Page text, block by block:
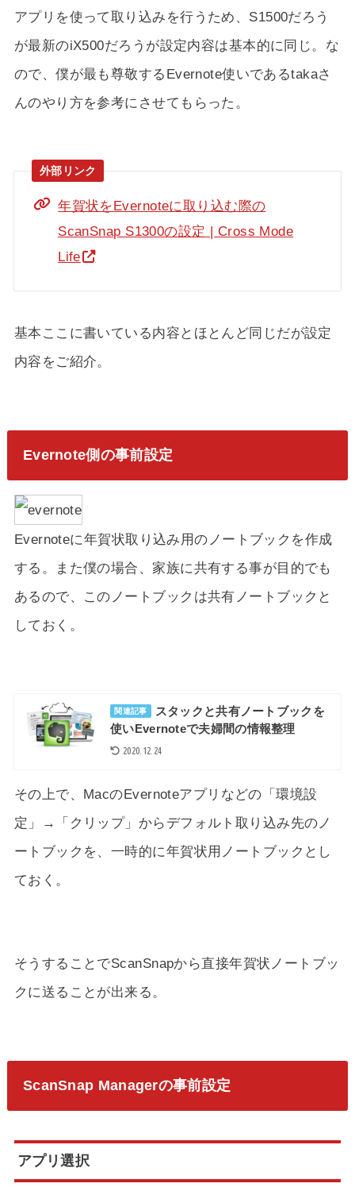
アプリを使って取り込みを行うため、S1500だろう
が最新のiX500だろうが設定内容は基本的に同じ。な
ので、僕が最も尊敬するEvernote使いであるtakaさ
んのやり方を参考にさせてもらった。
年賀状をEvernoteに取り込む際の
ScanSnap S1300の設定 | Cross Mode
Life
基本ここに書いている内容とほとんど同じだが設定
内容をご紹介。
Evernote側の事前設定
Evernoteに年賀状取り込み用のノートブックを作成
する。また僕の場合、家族に共有する事が目的でも
あるので、このノートブックは共有ノートブックと
しておく。
関連記事
スタックと共有ノートブックを
使いEvernoteで夫婦間の情報整理
2020.12.24
その上で、MacのEvernoteアプリなどの「環境設
定」→「クリップ」からデフォルト取り込み先のノ
ートブックを、一時的に年賀状用ノートブックとし
ておく。
そうすることでScanSnapから直接年賀状ノートブッ
クに送ることが出来る。
ScanSnap Managerの事前設定
アプリ選択